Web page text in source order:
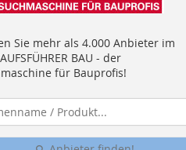
Sie mehr als 4.000 Anbieter im
BAU - der
für Bauprofis!